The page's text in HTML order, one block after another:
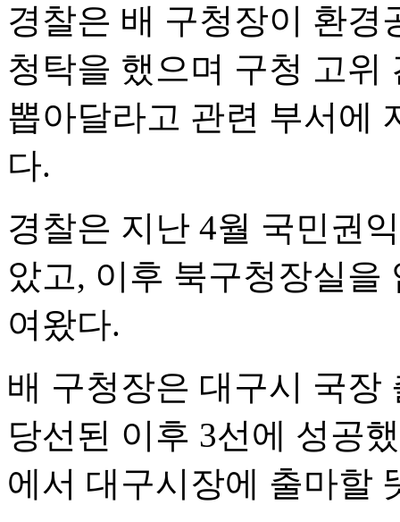
경찰은 배 구청장이 환경
청탁을 했으며 구청 고위
뽑아달라고 관련 부서에
다.
경찰은 지난 4월 국민권
았고, 이후 북구청장실을
여왔다.
배 구청장은 대구시 국장
당선된 이후 3선에 성공
에서 대구시장에 출마할